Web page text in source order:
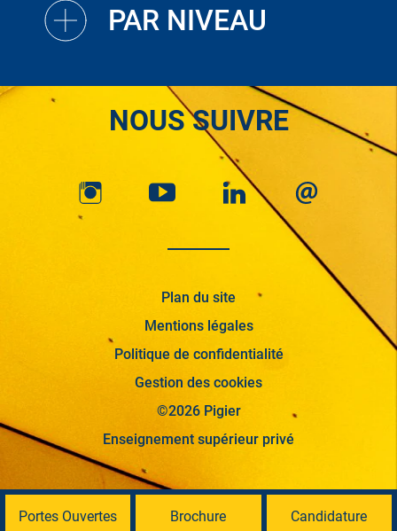
PAR NIVEAU
NOUS SUIVRE
Plan du site
Mentions légales
Politique de confidentialité
Gestion des cookies
©2026 Pigier
Enseignement supérieur privé
Portes Ouvertes Brochure Candidature